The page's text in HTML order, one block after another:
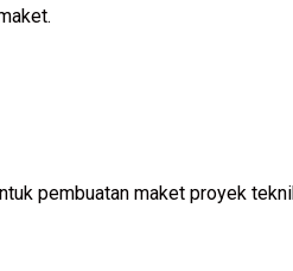
pembuatan maket proyek